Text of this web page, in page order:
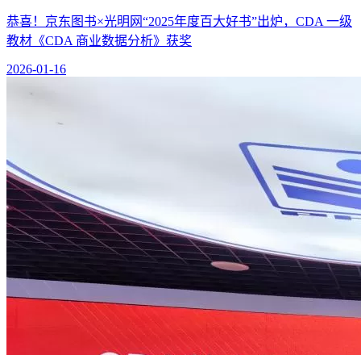
恭喜！京东图书×光明网“2025年度百大好书”出炉，CDA 一级
教材《CDA 商业数据分析》获奖
2026-01-16